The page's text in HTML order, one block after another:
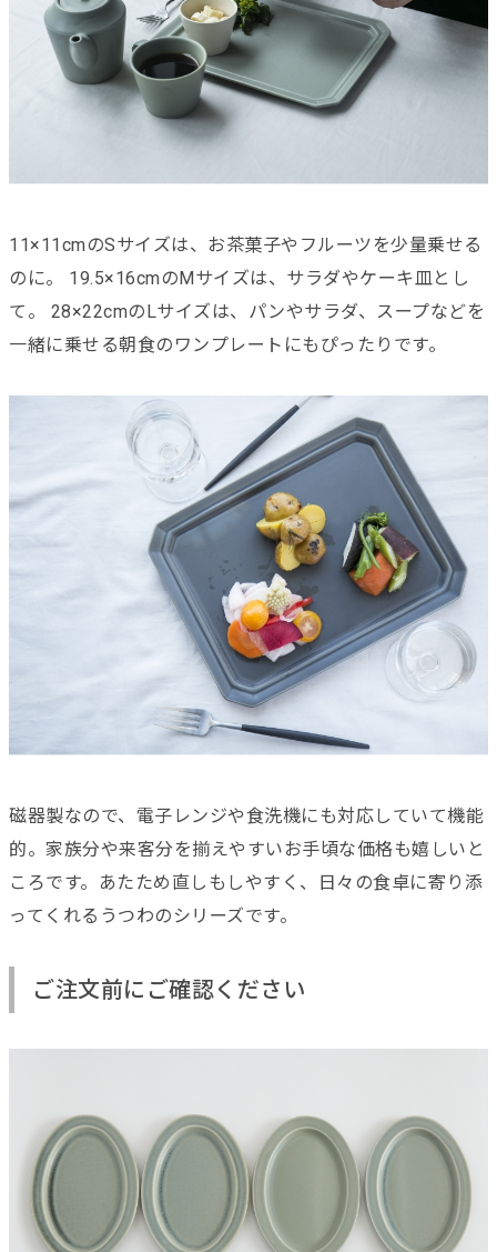
11×11cmのSサイズは、お茶菓子やフルーツを少量乗せる
のに。 19.5×16cmのMサイズは、サラダやケーキ皿とし
て。 28×22cmのLサイズは、パンやサラダ、スープなどを
一緒に乗せる朝食のワンプレートにもぴったりです。
磁器製なので、電子レンジや食洗機にも対応していて機能
的。家族分や来客分を揃えやすいお手頃な価格も嬉しいと
ころです。あたため直しもしやすく、日々の食卓に寄り添
ってくれるうつわのシリーズです。
ご注文前にご確認ください